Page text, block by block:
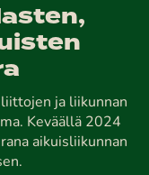
ja liikunnan
Keväällä 2024
aikuisliikunnan